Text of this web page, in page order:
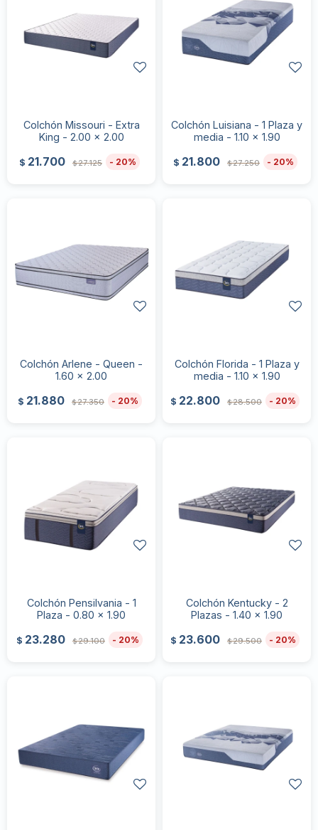
Colchón Missouri - Extra
King - 2.00 x 2.00
$ 21.700 $27.125 20
Colchón Luisiana - 1 Plaza y
media - 1.10 x 1.90
$ 21.800 $27.250 20
Colchón Arlene - Queen -
1.60 x 2.00
$ 21.880 $27.350 20
Colchón Florida - 1 Plaza y
media - 1.10 x 1.90
$ 22.800 $28.500 20
Colchón Pensilvania - 1
Plaza - 0.80 x 1.90
$ 23.280 $29.100 20
Colchón Kentucky - 2
Plazas - 1.40 x 1.90
$ 23.600 $29.500 20